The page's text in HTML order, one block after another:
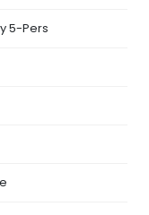
5-Pers